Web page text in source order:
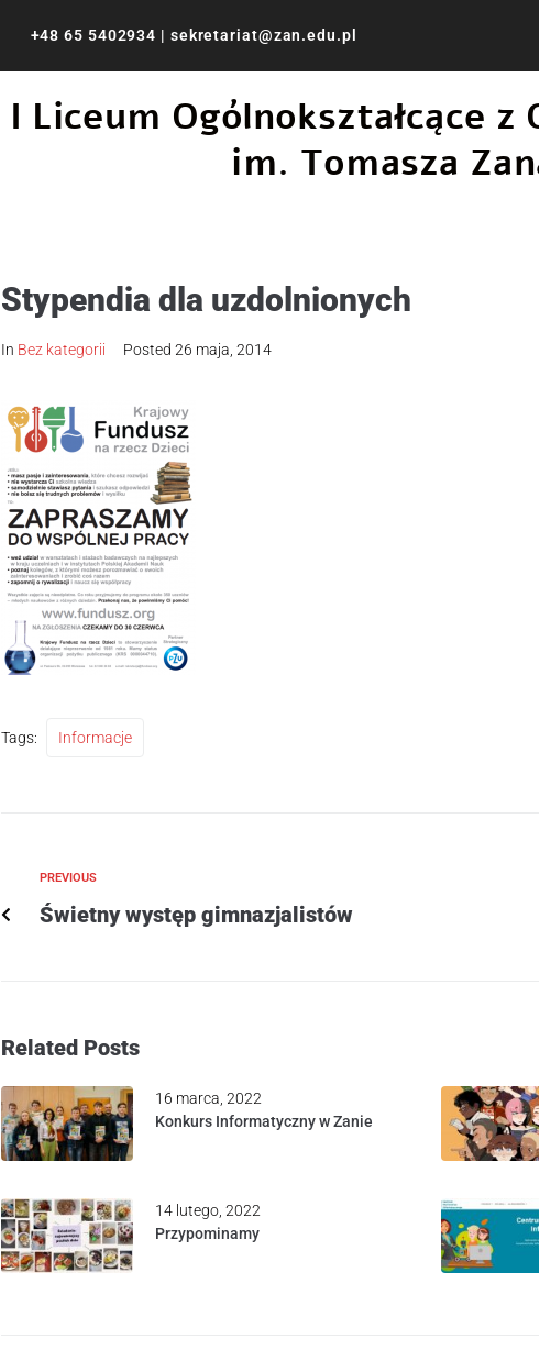
+48 65 5402934 | sekretariat@zan.edu.pl
I Liceum Ogólnokształcące
im. Tomasza
Stypendia dla uzdolnionych
In Bez kategorii Posted 26 maja, 2014
Tags: Informacje
PREVIOUS
Świetny występ gimnazjalistów
Related Posts
16 marca, 2022
Konkurs Informatyczny w Zanie
14 lutego, 2022
Przypominamy